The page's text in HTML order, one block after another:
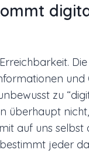
und
zu
überhaupt
auf uns selbst
jeder